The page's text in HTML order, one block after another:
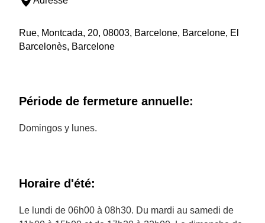
Rue, Montcada, 20, 08003, Barcelone, Barcelone, El
Barcelonès, Barcelone
Période de fermeture annuelle:
Domingos y lunes.
Horaire d'été:
Le lundi de 06h00 à 08h30. Du mardi au samedi de